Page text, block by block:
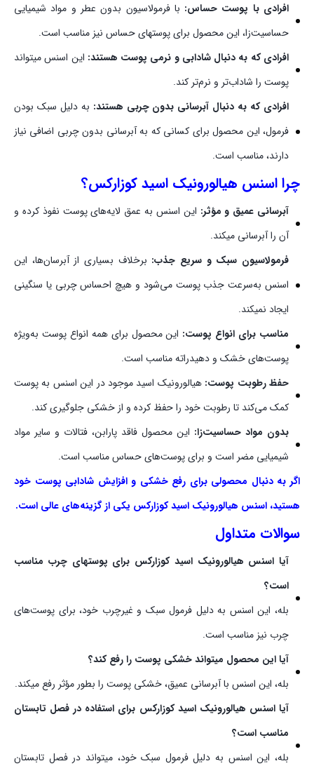
افرادی با پوست حساس: با فرمولاسیون بدون عطر و مواد شیمیایی
حساسیت‌زا، این محصول برای پوستهای حساس نیز مناسب است.
افرادی که به دنبال شادابی و نرمی پوست هستند: این اسنس میتواند
پوست را شاداب‌تر و نرم‌تر کند.
افرادی که به دنبال آبرسانی بدون چربی هستند: به دلیل سبک بودن
فرمول، این محصول برای کسانی که به آبرسانی بدون چربی اضافی نیاز
دارند، مناسب است.
چرا اسنس هیالورونیک اسید کوزارکس؟
آبرسانی عمیق و مؤثر: این اسنس به عمق لایه‌های پوست نفوذ کرده و
آن را آبرسانی میکند.
فرمولاسیون سبک و سریع جذب: برخلاف بسیاری از آبرسان‌ها، این
اسنس به‌سرعت جذب پوست می‌شود و هیچ احساس چربی یا سنگینی
ایجاد نمیکند.
مناسب برای انواع پوست: این محصول برای همه انواع پوست به‌ویژه
پوست‌های خشک و دهیدراته مناسب است.
حفظ رطوبت پوست: هیالورونیک اسید موجود در این اسنس به پوست
کمک می‌کند تا رطوبت خود را حفظ کرده و از خشکی جلوگیری کند.
بدون مواد حساسیت‌زا: این محصول فاقد پارابن، فتالات و سایر مواد
شیمیایی مضر است و برای پوست‌های حساس مناسب است.
اگر به دنبال محصولی برای رفع خشکی و افزایش شادابی پوست خود
هستید، اسنس هیالورونیک اسید کوزارکس یکی از گزینه‌های عالی است.
سوالات متداول
آیا اسنس هیالورونیک اسید کوزارکس برای پوستهای چرب مناسب
است؟
بله، این اسنس به دلیل فرمول سبک و غیرچرب خود، برای پوست‌های
چرب نیز مناسب است.
آیا این محصول میتواند خشکی پوست را رفع کند؟
بله، این اسنس با آبرسانی عمیق، خشکی پوست را بطور مؤثر رفع میکند.
آیا اسنس هیالورونیک اسید کوزارکس برای استفاده در فصل تابستان
مناسب است؟
بله، این اسنس به دلیل فرمول سبک خود، میتواند در فصل تابستان